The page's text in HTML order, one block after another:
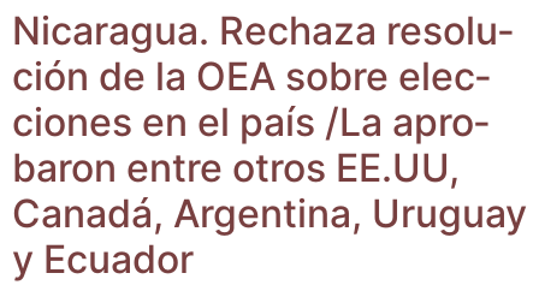
Nica­ra­gua. Recha­za reso­lu­
ción de la OEA sobre elec­
cio­nes en el país /​La apro­
ba­ron entre otros EE.UU,
Cana­dá, Argen­ti­na, Uru­guay
y Ecuador